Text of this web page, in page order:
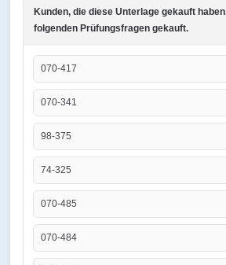
Kunden, die diese Unterlage gekauft
folgenden Prüfungsfragen gekauft.
070-417
070-341
98-375
74-325
070-485
070-484